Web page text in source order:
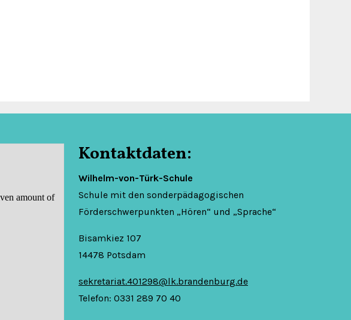
Kontaktdaten:
Wilhelm-von-Türk-Schule
Schule mit den sonderpädagogischen
Förderschwerpunkten „Hören“ und „Sprache“
Bisamkiez 107
14478 Potsdam
sekretariat.401298@lk.brandenburg.de
Telefon: 0331 289 70 40